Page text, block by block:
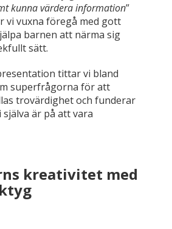
kunna värdera information”
vi vuxna föregå med gott
barnen att närma sig
sätt.
tittar vi bland
superfrågorna för att
trovärdighet och funderar
är på att vara
kreativitet med